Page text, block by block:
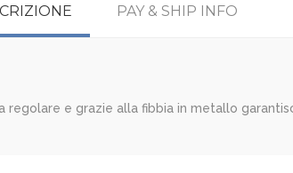
PAY & SHIP INFO
e grazie alla fibbia in metallo